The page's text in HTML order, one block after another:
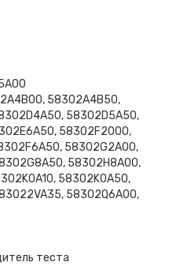
58302A4B50,
58302D5A50,
58302F2000,
58302G2A00,
58302H8A00,
58302K0A50,
58302Q6A00,
теста